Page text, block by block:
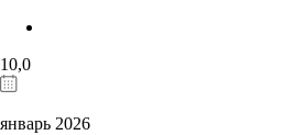
10,0
январь 2026